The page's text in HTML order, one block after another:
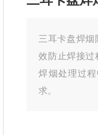
三耳卡盘焊烟
效防止焊接过
焊烟处理过
求。